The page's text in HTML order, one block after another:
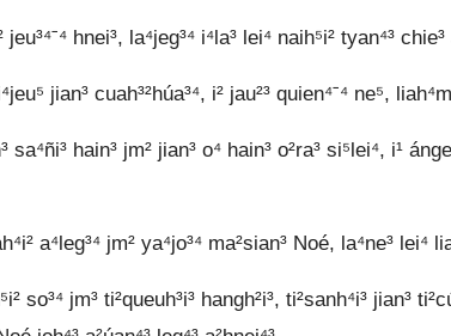
jeu³⁴ˉ⁴ hnei³, la⁴jeg³⁴ i⁴la³ lei⁴ naih⁵i² tyan⁴³
jian³ cuah³²húa³⁴, i² jau²³ quien⁴ˉ⁴ ne⁵,
sa⁴ñi³ hain³ jm² jian³ o⁴ hain³ o²ra³ si⁵lei⁴, i¹
a⁴leg³⁴ jm² ya⁴jo³⁴ ma²sian³ Noé, la⁴ne³ lei⁴
so³⁴ jm³ ti²queuh³i³ hangh²i³, ti²sanh⁴i³ jian³